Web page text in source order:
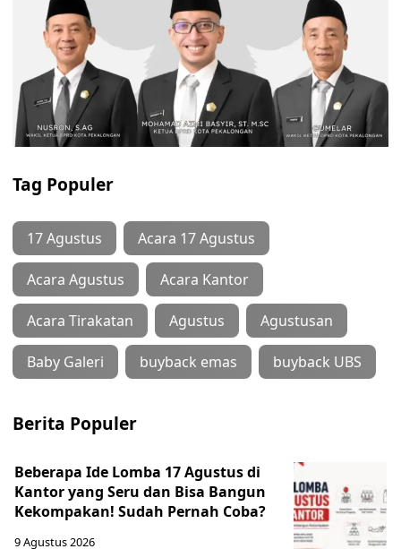
Tag Populer
17 Agustus Acara 17 Agustus
Acara Agustus Acara Kantor
Acara Tirakatan Agustus Agustusan
Baby Galeri buyback emas buyback UBS
Berita Populer
Beberapa Ide Lomba 17 Agustus di
Kantor yang Seru dan Bisa Bangun
Kekompakan! Sudah Pernah Coba?
9 Agustus 2026